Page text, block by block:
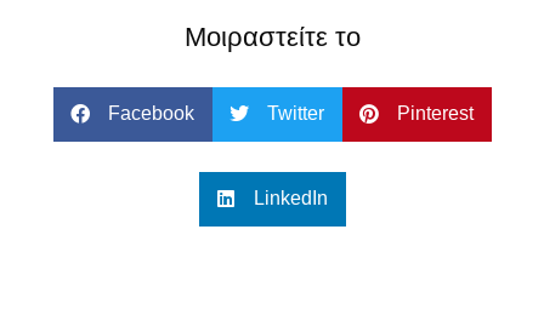
Μοιραστείτε το
Facebook Twitter Pinterest
LinkedIn